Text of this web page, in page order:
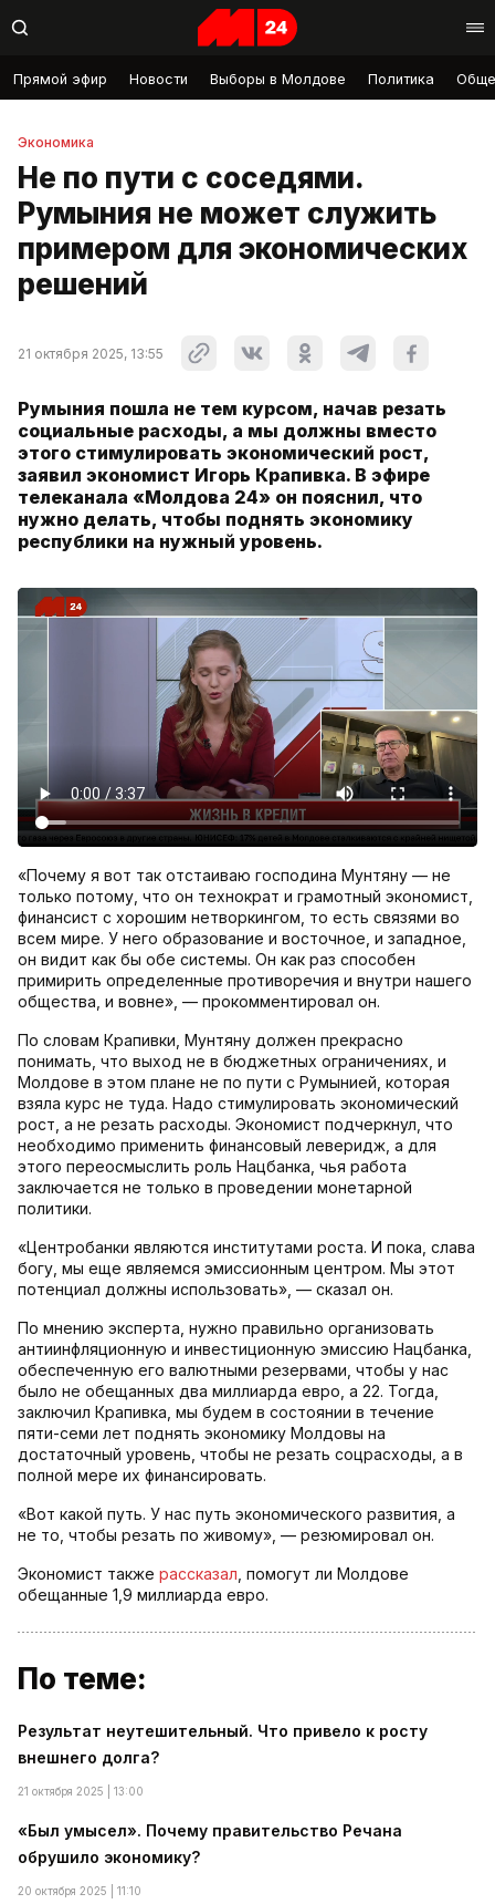
Прямой эфир Новости Выборы в Молдове Политика
Экономика
Не по пути с соседями.
Румыния не может служить
примером для экономических
решений
21 октября 2025, 13:55
Румыния пошла не тем курсом, начав резать
социальные расходы, а мы должны вместо
этого стимулировать экономический рост,
заявил экономист Игорь Крапивка. В эфире
телеканала «Молдова 24» он пояснил, что
нужно делать, чтобы поднять экономику
республики на нужный уровень.
«Почему я вот так отстаиваю господина Мунтяну — не
только потому, что он технократ и грамотный экономист,
финансист с хорошим нетворкингом, то есть связями во
всем мире. У него образование и восточное, и западное,
он видит как бы обе системы. Он как раз способен
примирить определенные противоречия и внутри нашего
общества, и вовне», — прокомментировал он.
По словам Крапивки, Мунтяну должен прекрасно
понимать, что выход не в бюджетных ограничениях, и
Молдове в этом плане не по пути с Румынией, которая
взяла курс не туда. Надо стимулировать экономический
рост, а не резать расходы. Экономист подчеркнул, что
необходимо применить финансовый леверидж, а для
этого переосмыслить роль Нацбанка, чья работа
заключается не только в проведении монетарной
политики.
«Центробанки являются институтами роста. И пока, слава
богу, мы еще являемся эмиссионным центром. Мы этот
потенциал должны использовать», — сказал он.
По мнению эксперта, нужно правильно организовать
антиинфляционную и инвестиционную эмиссию Нацбанка,
обеспеченную его валютными резервами, чтобы у нас
было не обещанных два миллиарда евро, а 22. Тогда,
заключил Крапивка, мы будем в состоянии в течение
пяти-семи лет поднять экономику Молдовы на
достаточный уровень, чтобы не резать соцрасходы, а в
полной мере их финансировать.
«Вот какой путь. У нас путь экономического развития, а
не то, чтобы резать по живому», — резюмировал он.
Экономист также рассказал , помогут ли Молдове
обещанные 1,9 миллиарда евро.
По теме:
Результат неутешительный. Что привело к росту
внешнего долга?
21 октября 2025 | 13:00
«Был умысел». Почему правительство Речана
обрушило экономику?
20 октября 2025 | 11:10